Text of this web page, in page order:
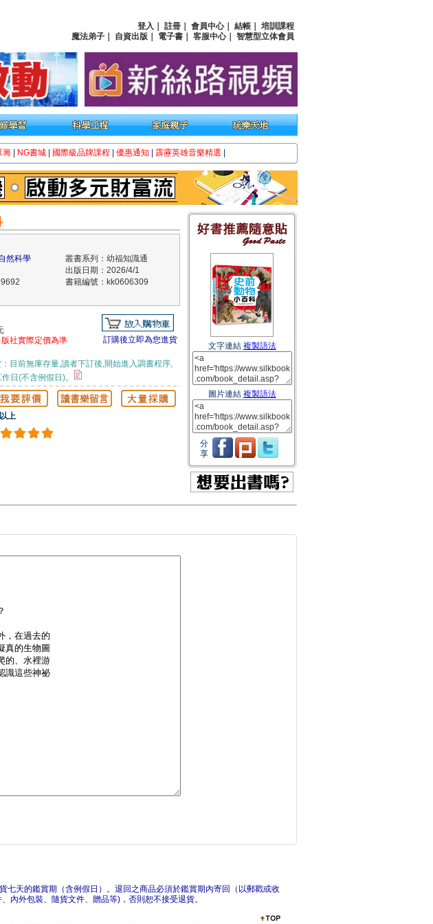
登入 註冊 會員中心｜ 結帳
培訓課程
魔法弟子
自資出版 電子書 客服中心｜ 智慧型立体會員
籌 NG書城 國際級品牌課程 優惠通知 霹靂英雄音樂精選
然科學
叢書系列：幼福知識通
出版日期：2026/4/1
書籍編號：kk0606309
社實際定價為準
訂購後立即為您進貨
目前無庫存量,讀者下訂後,開始進入調書程序,
日(不含例假日)。
上
文字連結 複製語法
圖片連結 複製語法
分
享
七天的鑑賞期（含例假日）。退回之商品必須於鑑賞期內寄回（以郵戳或收
內外包裝、隨貨文件、贈品等)，否則恕不接受退貨。